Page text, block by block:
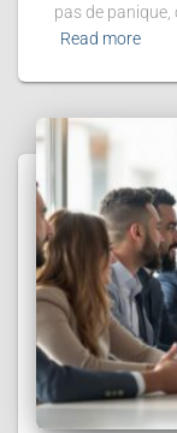
pas de panique,
Read more